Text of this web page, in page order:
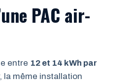
PAC air-
entre 12 et 14 kWh par
la même installation